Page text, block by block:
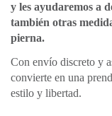
y les ayudaremos a
también otras
pierna.
Con envío discreto y
convierte en una
estilo y libertad.